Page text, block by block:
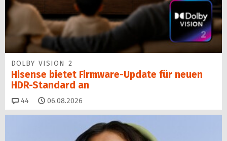
DOLBY VISION 2
Hisense bietet Firmware-Update für neuen
HDR-Standard an
44 Kommentare
06.08.2026